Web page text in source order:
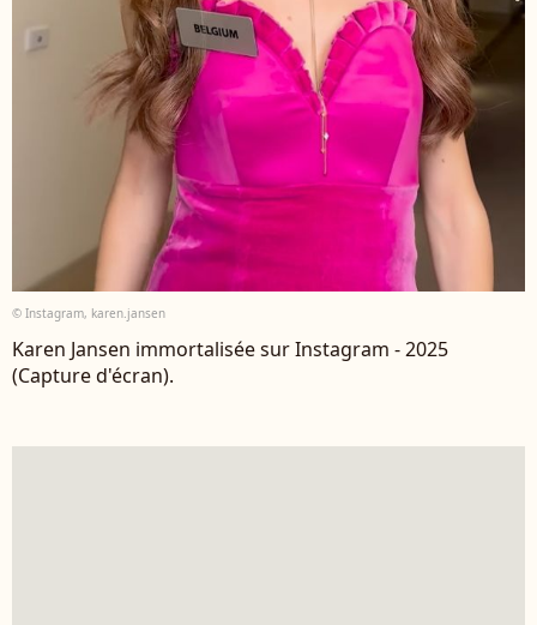
© Instagram, karen.jansen
Karen Jansen immortalisée sur Instagram - 2025
(Capture d'écran).